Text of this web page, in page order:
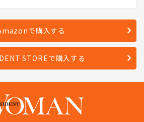
で購入する
STOREで購入する